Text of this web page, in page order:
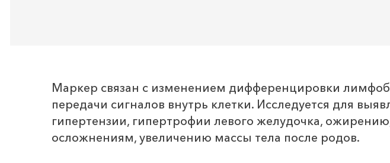
Маркер связан с изменением дифференцировки
передачи сигналов внутрь клетки. Исследуется для
гипертензии, гипертрофии левого желудочка,
осложнениям, увеличению массы тела после родов.